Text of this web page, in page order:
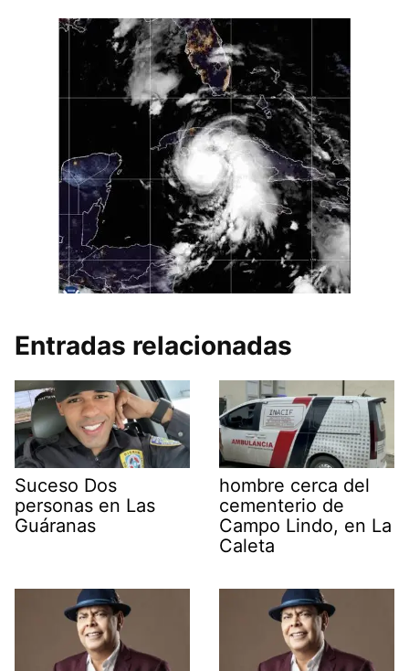
Entradas relacionadas
Suceso Dos
personas en Las
Guáranas
hombre cerca del
cementerio de
Campo Lindo, en La
Caleta